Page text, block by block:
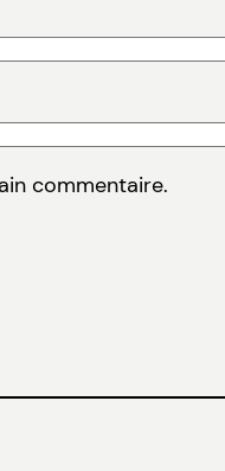
commentaire.